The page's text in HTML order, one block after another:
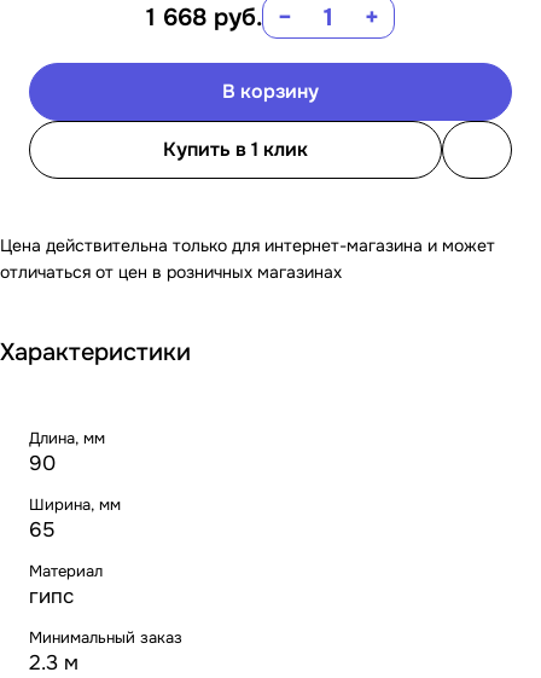
1 668 руб. − +
В корзину
Купить в 1 клик
Цена действительна только для интернет-магазина и может
отличаться от цен в розничных магазинах
Характеристики
Длина, мм
90
Ширина, мм
65
Материал
гипс
Минимальный заказ
2.3 м